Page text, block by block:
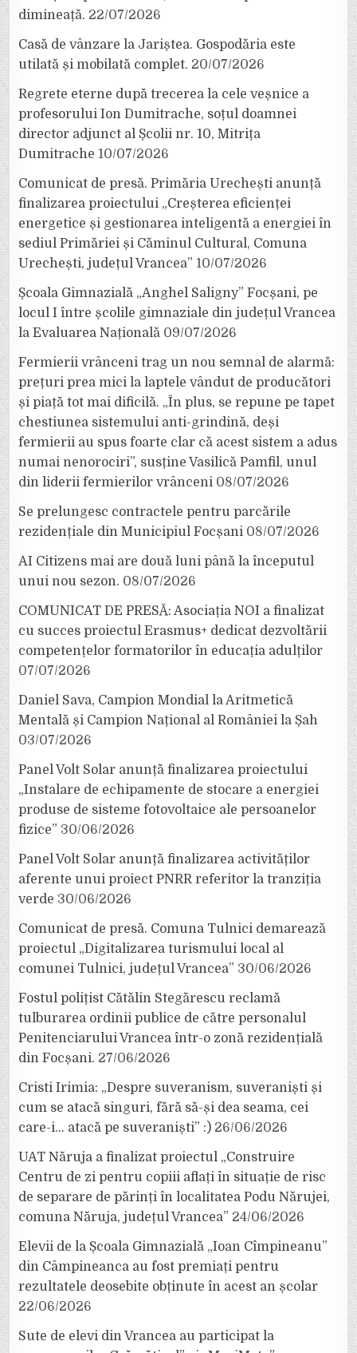
dimineață. 22/07/2026
Casă de vânzare la Jariștea. Gospodăria este
utilată și mobilată complet. 20/07/2026
Regrete eterne după trecerea la cele veșnice a
profesorului Ion Dumitrache, soțul doamnei
director adjunct al Școlii nr. 10, Mitrița
Dumitrache 10/07/2026
Comunicat de presă. Primăria Urechești anunță
finalizarea proiectului „Creșterea eficienței
energetice și gestionarea inteligentă a energiei în
sediul Primăriei și Căminul Cultural, Comuna
Urechești, județul Vrancea” 10/07/2026
Școala Gimnazială „Anghel Saligny” Focșani, pe
locul I între școlile gimnaziale din județul Vrancea
la Evaluarea Națională 09/07/2026
Fermierii vrânceni trag un nou semnal de alarmă:
prețuri prea mici la laptele vândut de producători
și piață tot mai dificilă. „În plus, se repune pe tapet
chestiunea sistemului anti-grindină, deși
fermierii au spus foarte clar că acest sistem a adus
numai nenorociri”, susține Vasilică Pamfil, unul
din liderii fermierilor vrânceni 08/07/2026
Se prelungesc contractele pentru parcările
rezidențiale din Municipiul Focșani 08/07/2026
AI Citizens mai are două luni până la începutul
unui nou sezon. 08/07/2026
COMUNICAT DE PRESĂ: Asociația NOI a finalizat
cu succes proiectul Erasmus+ dedicat dezvoltării
competențelor formatorilor în educația adulților
07/07/2026
Daniel Sava, Campion Mondial la Aritmetică
Mentală și Campion Național al României la Șah
03/07/2026
Panel Volt Solar anunță finalizarea proiectului
„Instalare de echipamente de stocare a energiei
produse de sisteme fotovoltaice ale persoanelor
fizice” 30/06/2026
Panel Volt Solar anunță finalizarea activităților
aferente unui proiect PNRR referitor la tranziția
verde 30/06/2026
Comunicat de presă. Comuna Tulnici demarează
proiectul „Digitalizarea turismului local al
comunei Tulnici, județul Vrancea” 30/06/2026
Fostul polițist Cătălin Stegărescu reclamă
tulburarea ordinii publice de către personalul
Penitenciarului Vrancea într-o zonă rezidențială
din Focșani. 27/06/2026
Cristi Irimia: „Despre suveranism, suveraniști și
cum se atacă singuri, fără să-și dea seama, cei
care-i… atacă pe suveraniști” :) 26/06/2026
UAT Năruja a finalizat proiectul „Construire
Centru de zi pentru copiii aflați în situație de risc
de separare de părinți în localitatea Podu Nărujei,
comuna Năruja, județul Vrancea” 24/06/2026
Elevii de la Școala Gimnazială „Ioan Cîmpineanu”
din Câmpineanca au fost premiați pentru
rezultatele deosebite obținute în acest an școlar
22/06/2026
Sute de elevi din Vrancea au participat la